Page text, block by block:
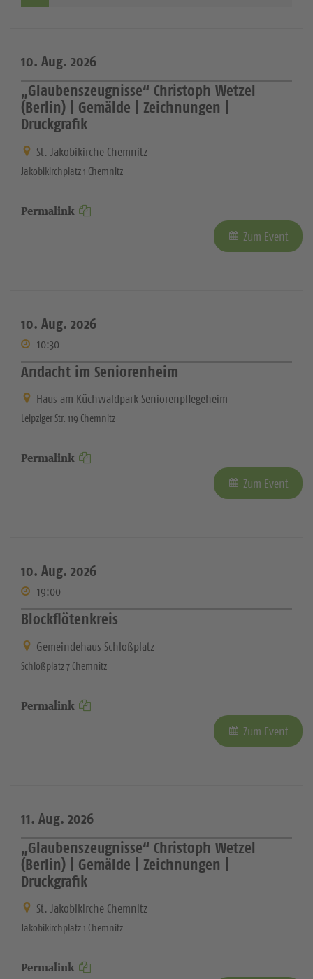
10. Aug. 2026
„Glaubenszeugnisse“ Christoph Wetzel
(Berlin) | Gemälde | Zeichnungen |
Druckgrafik
St. Jakobikirche Chemnitz
Jakobikirchplatz 1 Chemnitz
Permalink
Zum Event
10. Aug. 2026
10:30
Andacht im Seniorenheim
Haus am Küchwaldpark Seniorenpflegeheim
Leipziger Str. 119 Chemnitz
Permalink
Zum Event
10. Aug. 2026
19:00
Blockflötenkreis
Gemeindehaus Schloßplatz
Schloßplatz 7 Chemnitz
Permalink
Zum Event
11. Aug. 2026
„Glaubenszeugnisse“ Christoph Wetzel
(Berlin) | Gemälde | Zeichnungen |
Druckgrafik
St. Jakobikirche Chemnitz
Jakobikirchplatz 1 Chemnitz
Permalink